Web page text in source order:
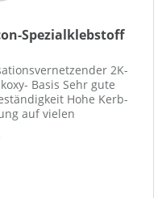
Spezialklebstoff
2K-
Basis Sehr gute
Hohe Kerb-
auf vielen